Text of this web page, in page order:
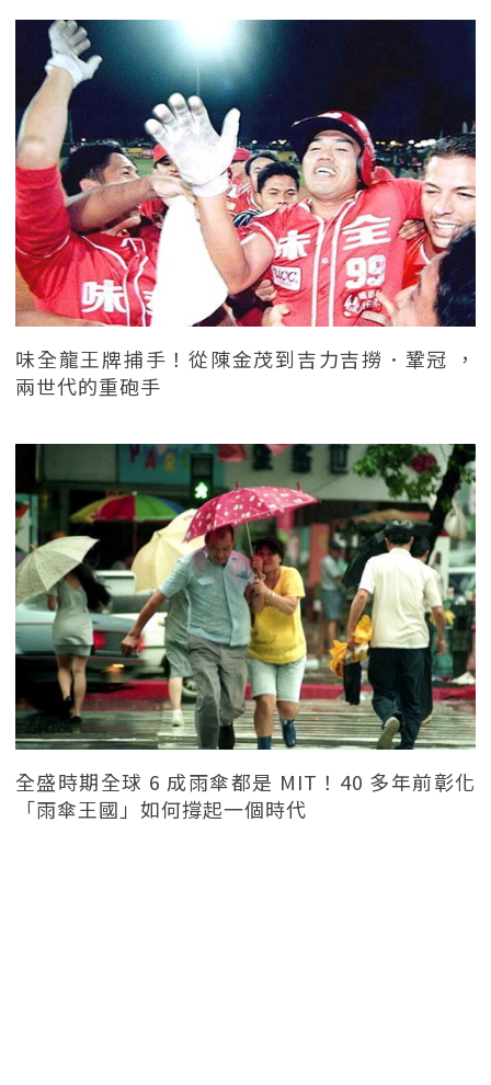
味全龍王牌捕手！從陳金茂到吉力吉撈．鞏冠 ，
兩世代的重砲手
全盛時期全球 6 成雨傘都是 MIT！40 多年前彰化
「雨傘王國」如何撐起一個時代